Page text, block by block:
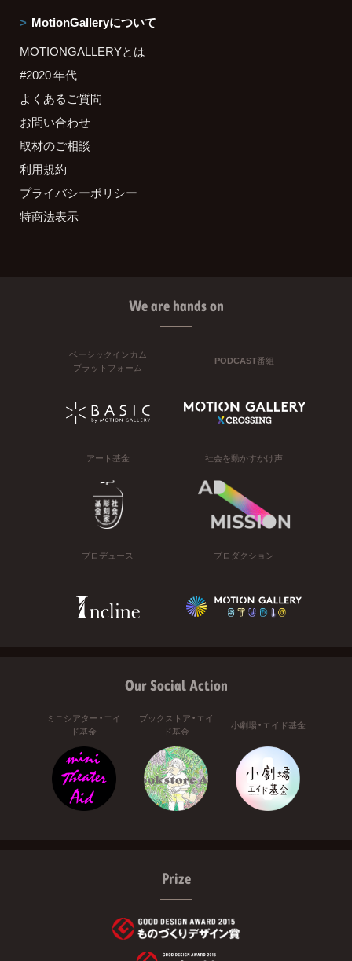
MotionGalleryについて
MOTIONGALLERYとは
#2020 年代
よくあるご質問
お問い合わせ
取材のご相談
利用規約
プライバシーポリシー
特商法表示
We are hands on
ベーシックインカム
プラットフォーム
PODCAST番組
アート基金 社会を動かすかけ声
プロデュース プロダクション
Our Social Action
ミニシアター・エイ
ド基金
ブックストア・エイ
ド基金
小劇場・エイド基金
Prize